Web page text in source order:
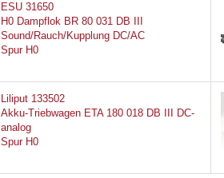
ESU 31650
H0 Dampflok BR 80 031 DB III
Sound/Rauch/Kupplung DC/AC
Spur H0
Liliput 133502
Akku-Triebwagen ETA 180 018 DB III DC-
analog
Spur H0